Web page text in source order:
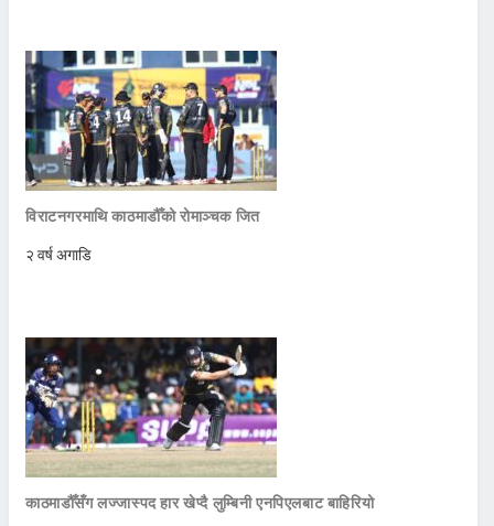
विराटनगरमाथि काठमाडौँको रोमाञ्चक जित
२ वर्ष अगाडि
काठमाडौँसँग लज्जास्पद हार खेप्दै लुम्बिनी एनपिएलबाट बाहिरियो